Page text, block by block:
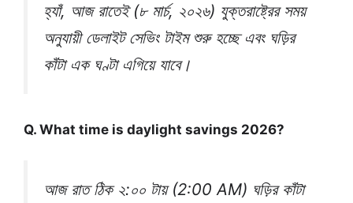
হ্যাঁ, আজ রাতেই (৮ মার্চ, ২০২৬) যুক্তরাষ্ট্রের সময়
অনুযায়ী ডেলাইট সেভিং টাইম শুরু হচ্ছে এবং ঘড়ির
কাঁটা এক ঘণ্টা এগিয়ে যাবে।
Q. What time is daylight savings 2026?
আজ রাত ঠিক ২:০০ টায় (2:00 AM) ঘড়ির কাঁটা